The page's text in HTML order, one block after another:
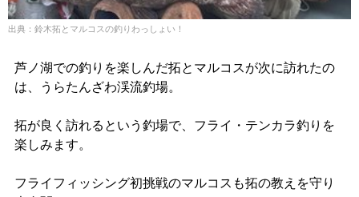
出典：鈴木拓とマルコスの釣りわっしょい！
芦ノ湖での釣りを楽しんだ拓とマルコスが次に訪れたの
は、うらたんざわ渓流釣場。
拓が良く訪れるという釣場で、フライ・テンカラ釣りを
楽しみます。
フライフィッシング初挑戦のマルコスも拓の教えを守り